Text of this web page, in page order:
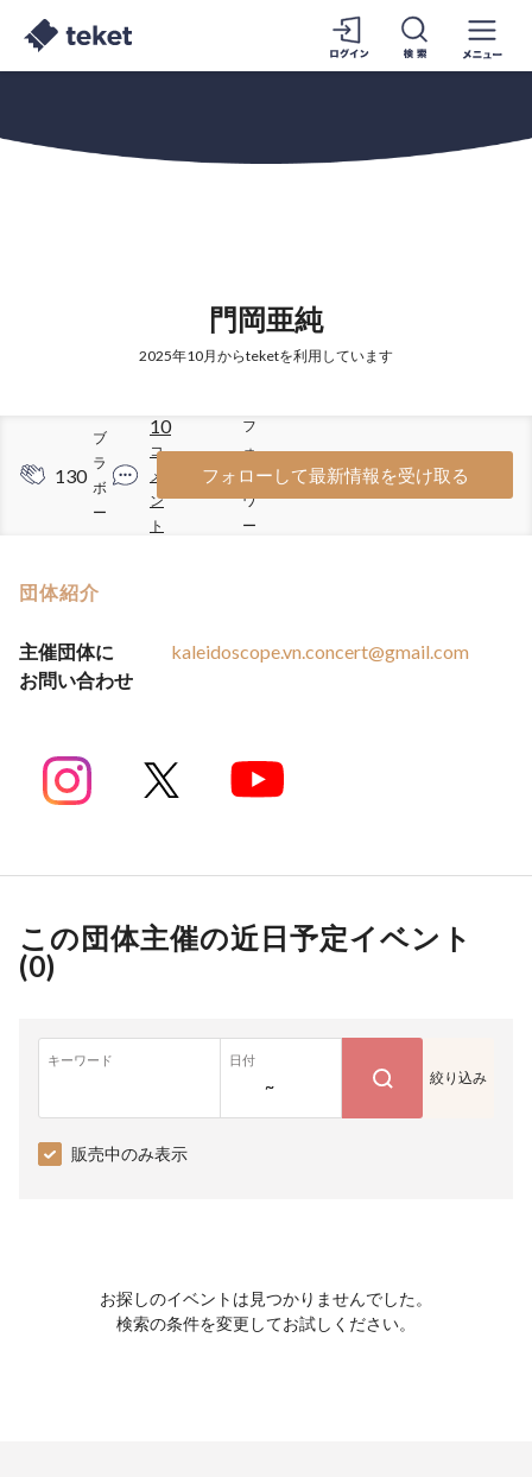
門岡亜純
2025年10月からteketを利用しています
130
ブ
ラ
ボ
ー
10
コ
メ
ン
ト
45
フ
ォ
ロ
ワ
ー
フォローして最新情報を受け取る
団体紹介
主催団体に
お問い合わせ
kaleidoscope.vn.concert@gmail.com
この団体主催の近日予定イベント
(0)
キーワード 日付
~ 絞り込み
販売中のみ表示
お探しのイベントは見つかりませんでした。
検索の条件を変更してお試しください。